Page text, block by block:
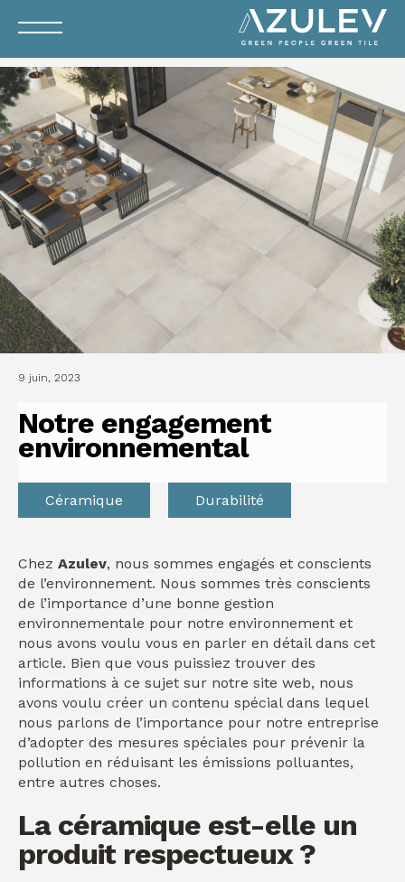
9 juin, 2023
Notre engagement
environnemental
Céramique Durabilité
Chez Azulev, nous sommes engagés et conscients
de l’environnement. Nous sommes très conscients
de l’importance d’une bonne gestion
environnementale pour notre environnement et
nous avons voulu vous en parler en détail dans cet
article. Bien que vous puissiez trouver des
informations à ce sujet sur notre site web, nous
avons voulu créer un contenu spécial dans lequel
nous parlons de l’importance pour notre entreprise
d’adopter des mesures spéciales pour prévenir la
pollution en réduisant les émissions polluantes,
entre autres choses.
La céramique est-elle un
produit respectueux ?